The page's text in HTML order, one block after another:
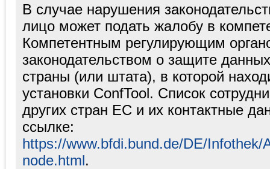
В случае нарушения
лицо может подать жалобу в
Компетентным регулирующим
законодательством о защите
страны (или штата), в которой
установки ConfTool. Список
других стран ЕС и их контактные
ссылке:
https://www.bfdi.bund.de/DE/
node.html.